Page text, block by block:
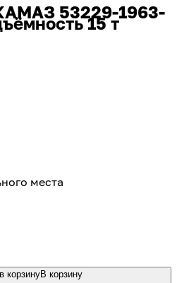
53229-1963-
15 т
места
корзинуВ корзину